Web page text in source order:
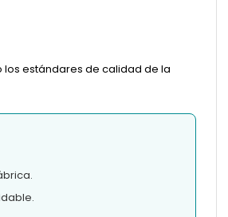
los estándares de calidad de la